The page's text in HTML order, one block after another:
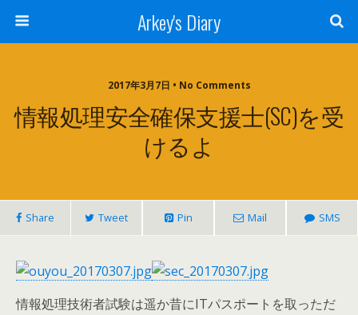
Arkey's Diary
2017年3月7日 • No Comments
情報処理安全確保支援士(SC)を受
けるよ
Share Tweet Pin Mail SMS
情報処理技術者試験は遥か昔にITパスポートを取っただ